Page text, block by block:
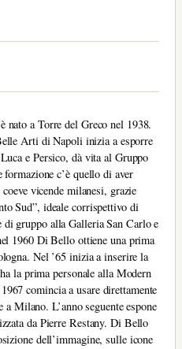
a Torre del Greco nel 1938.
Arti di Napoli inizia a esporre
e Persico, dà vita al Gruppo
c’è quello di aver
vicende milanesi, grazie
Sud”, ideale corrispettivo di
gruppo alla Galleria San Carlo e
1960 Di Bello ottiene una prima
Nel ’65 inizia a inserire la
la prima personale alla Modern
comincia a usare direttamente
Milano. L’anno seguente espone
da Pierre Restany. Di Bello
dell’immagine, sulle icone